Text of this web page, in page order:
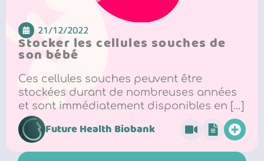
21/12/2022
Stocker les cellules souches de
son bébé
Ces cellules souches peuvent être
stockées durant de nombreuses années
et sont immédiatement disponibles en […]
Future Health Biobank